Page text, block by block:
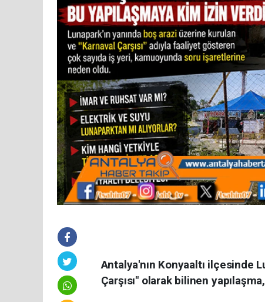
Antalya'nın Konyaaltı ilçesinde
Çarşısı" olarak bilinen